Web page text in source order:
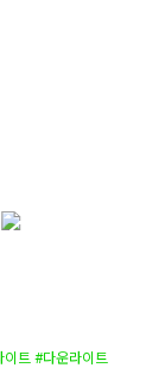
트 #다운라이트